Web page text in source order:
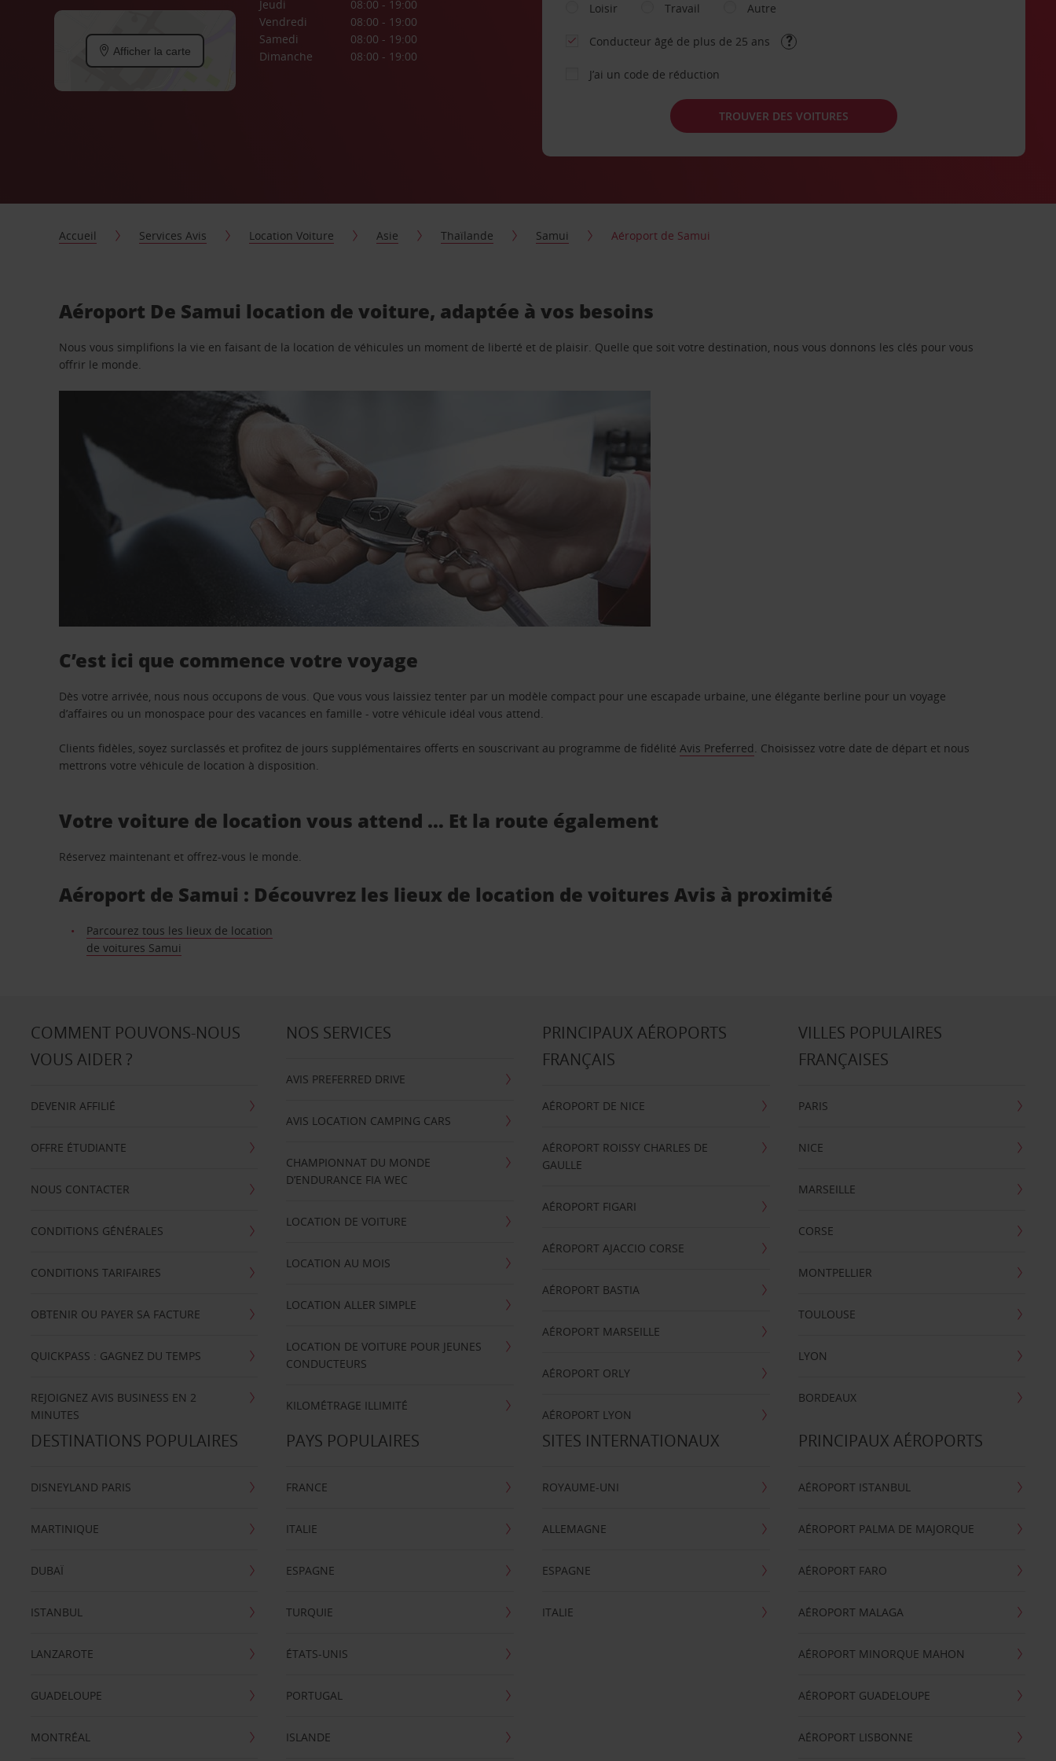
Afficher la carte
Jeudi
08:00 - 19:00
Vendredi
08:00 - 19:00
Samedi
08:00 - 19:00
Dimanche
08:00 - 19:00
Loisir
Travail Autre
Conducteur âgé de plus de 25 ans
J’ai un code de réduction
TROUVER DES VOITURES
Accueil Services Avis Location Voiture Asie Thaïlande Samui Aéroport de Samui
Aéroport De Samui location de voiture, adaptée à vos besoins
Nous vous simplifions la vie en faisant de la location de véhicules un moment de liberté et de plaisir. Quelle que soit votre destination, nous vous donnons les clés pour vous
offrir le monde.
C’est ici que commence votre voyage
Dès votre arrivée, nous nous occupons de vous. Que vous vous laissiez tenter par un modèle compact pour une escapade urbaine, une élégante berline pour un voyage
d’affaires ou un monospace pour des vacances en famille - votre véhicule idéal vous attend.
Clients fidèles, soyez surclassés et profitez de jours supplémentaires offerts en souscrivant au programme de fidélitéAvis Preferred. Choisissez votre date de départ et nous
mettrons votre véhicule de location à disposition.
Votre voiture de location vous attend … Et la route également
Réservez maintenant et offrez-vous le monde.
Aéroport de Samui : Découvrez les lieux de location de voitures Avis à proximité
Parcourez tous les lieux de location
de voitures Samui
COMMENT POUVONS-NOUS
VOUS AIDER ?
DEVENIR AFFILIÉ
OFFRE ÉTUDIANTE
NOUS CONTACTER
CONDITIONS GÉNÉRALES
CONDITIONS TARIFAIRES
OBTENIR OU PAYER SA FACTURE
QUICKPASS : GAGNEZ DU TEMPS
REJOIGNEZ AVIS BUSINESS EN 2
MINUTES
NOS SERVICES
AVIS PREFERRED DRIVE
AVIS LOCATION CAMPING CARS
CHAMPIONNAT DU MONDE
D’ENDURANCE FIA WEC
LOCATION DE VOITURE
LOCATION AU MOIS
LOCATION ALLER SIMPLE
LOCATION DE VOITURE POUR JEUNES
CONDUCTEURS
KILOMÉTRAGE ILLIMITÉ
PRINCIPAUX AÉROPORTS
FRANÇAIS
AÉROPORT DE NICE
AÉROPORT ROISSY CHARLES DE
GAULLE
AÉROPORT FIGARI
AÉROPORT AJACCIO CORSE
AÉROPORT BASTIA
AÉROPORT MARSEILLE
AÉROPORT ORLY
AÉROPORT LYON
VILLES POPULAIRES
FRANÇAISES
PARIS
NICE
MARSEILLE
CORSE
MONTPELLIER
TOULOUSE
LYON
BORDEAUX
DESTINATIONS POPULAIRES
DISNEYLAND PARIS
MARTINIQUE
DUBAÏ
ISTANBUL
LANZAROTE
GUADELOUPE
MONTRÉAL
PAYS POPULAIRES
FRANCE
ITALIE
ESPAGNE
TURQUIE
ÉTATS-UNIS
PORTUGAL
ISLANDE
SITES INTERNATIONAUX
ROYAUME-UNI
ALLEMAGNE
ESPAGNE
ITALIE
PRINCIPAUX AÉROPORTS
AÉROPORT ISTANBUL
AÉROPORT PALMA DE MAJORQUE
AÉROPORT FARO
AÉROPORT MALAGA
AÉROPORT MINORQUE MAHON
AÉROPORT GUADELOUPE
AÉROPORT LISBONNE